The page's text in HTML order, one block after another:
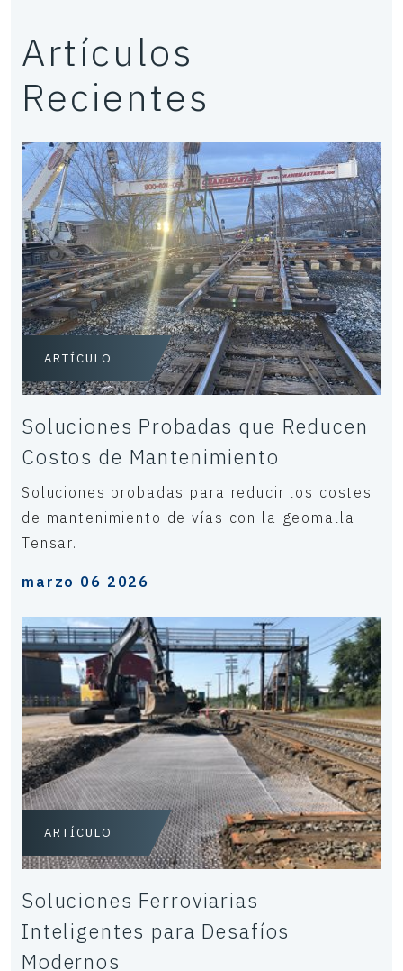
Artículos
Recientes
ARTÍCULO
Soluciones Probadas que Reducen
Costos de Mantenimiento
Soluciones probadas para reducir los costes
de mantenimiento de vías con la geomalla
Tensar.
marzo 06 2026
ARTÍCULO
Soluciones Ferroviarias
Inteligentes para Desafíos
Modernos